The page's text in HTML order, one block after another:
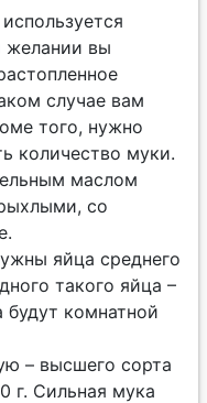
желании вы
случае вам
того, нужно
количество муки.
маслом
со
яйца среднего
такого яйца –
комнатной
– высшего сорта
г. Сильная мука